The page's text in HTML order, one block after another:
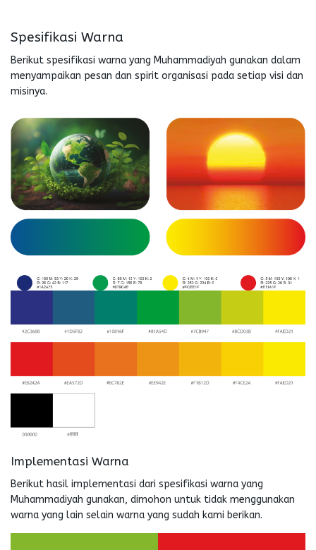
Spesifikasi Warna
Berikut spesifikasi warna yang Muhammadiyah gunakan dalam
menyampaikan pesan dan spirit organisasi pada setiap visi dan
misinya.
Implementasi Warna
Berikut hasil implementasi dari spesifikasi warna yang
Muhammadiyah gunakan, dimohon untuk tidak menggunakan
warna yang lain selain warna yang sudah kami berikan.